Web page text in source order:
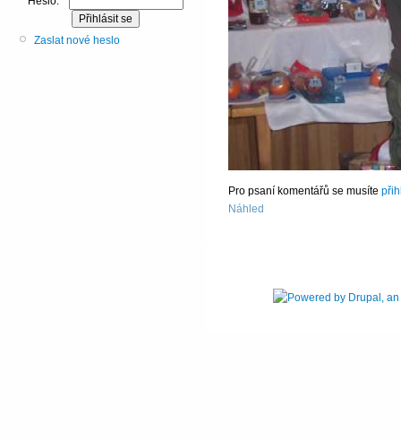
Zaslat nové heslo
Pro psaní komentářů se musíte
Náhled